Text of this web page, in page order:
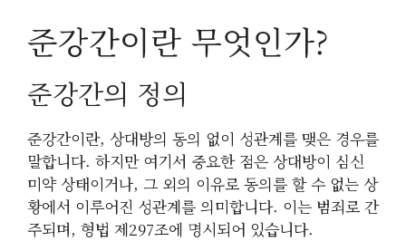
준강간이란 무엇인가?
준강간의 정의
준강간이란, 상대방의 동의 없이 성관계를 맺은 경우를
말합니다. 하지만 여기서 중요한 점은 상대방이 심신
미약 상태이거나, 그 외의 이유로 동의를 할 수 없는 상
황에서 이루어진 성관계를 의미합니다. 이는 범죄로 간
주되며, 형법 제297조에 명시되어 있습니다.